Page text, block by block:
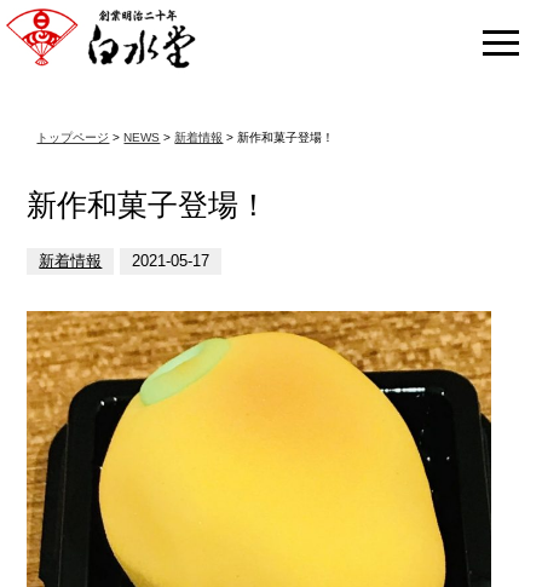
トップページ >NEWS >新着情報 > 新作和菓子登場！
新作和菓子登場！
新着情報 2021-05-17